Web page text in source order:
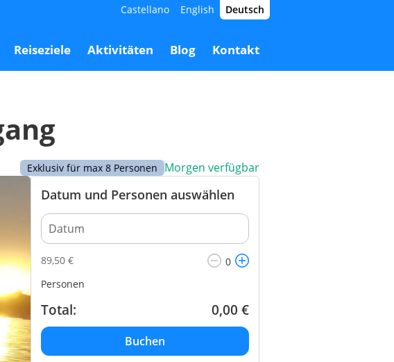
Reiseziele Aktivitäten Blog Kontakt
Castellano English Deutsch
89,50 € 89,50 € Buchen
Exklusiv für max 8 Personen Morgen verfügbar
Datum und Personen auswählen
89,50 €
Personen
Total: 0,00 €